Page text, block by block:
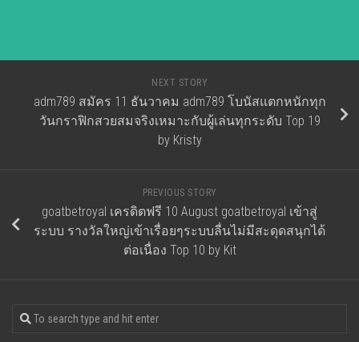
NEXT STORY
adm789 สมัคร 11 ธันวาคม adm789 โบนัสแตกหนักทุก
วันกราฟิกสวยสมจริงเหมาะกับผู้เล่นทุกระดับ Top 19
by Kristy
PREVIOUS STORY
goatbetroyal เครดิตฟรี 10 August goatbetroyal เข้าสู่
ระบบ รางวัลใหญ่เข้าเรื่อยๆระบบลื่นไม่มีสะดุดสนุกได้
ต่อเนื่อง Top 10 by Kit